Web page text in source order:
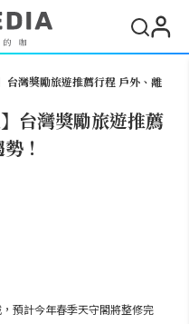
台灣獎勵旅遊推薦行程 戶外、離
台灣獎勵旅遊推薦
！
預計今年春季天守閣將整修完